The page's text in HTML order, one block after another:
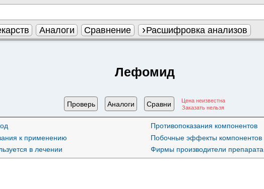
Аналоги Сравнение Расшифровка анализов
Лефомид
Проверь Аналоги Сравни
Цена неизвестна
Заказать нельзя
к применению
в лечении
Противопоказания компонентов
Побочные эффекты компонентов
Фирмы производители препарата